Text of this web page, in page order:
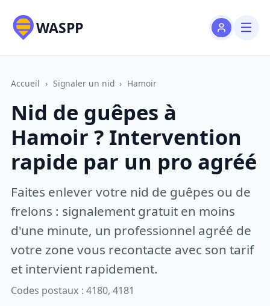
WASPP
Accueil › Signaler un nid › Hamoir
Nid de guêpes à
Hamoir ? Intervention
rapide par un pro agréé
Faites enlever votre nid de guêpes ou de
frelons : signalement gratuit en moins
d'une minute, un professionnel agréé de
votre zone vous recontacte avec son tarif
et intervient rapidement.
Codes postaux : 4180, 4181